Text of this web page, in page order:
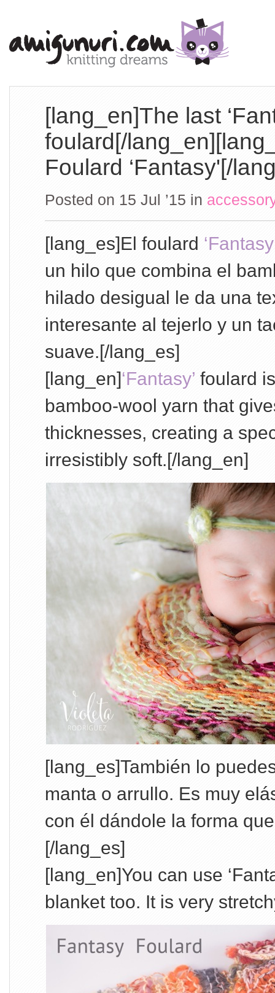
[lang_en]The last
foulard[/
Foulard ‘Fantasy'[/
Posted on 15 Jul ’15 in
[lang_es]El foulard
un hilo que combina el
hilado desigual le da una
interesante al tejerlo y un
suave.[/lang_es]
[lang_en]‘Fantasy’ foulard
bamboo-wool yarn that
thicknesses, creating a
irresistibly soft.[/lang_en]
[lang_es]También lo
manta o arrullo. Es muy
con él dándole la forma
[/lang_es]
[lang_en]You can use
blanket too. It is very